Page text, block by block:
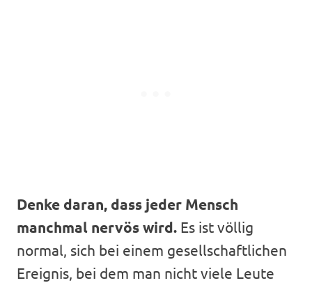
Denke daran, dass jeder Mensch
manchmal nervös wird. Es ist völlig
normal, sich bei einem gesellschaftlichen
Ereignis, bei dem man nicht viele Leute